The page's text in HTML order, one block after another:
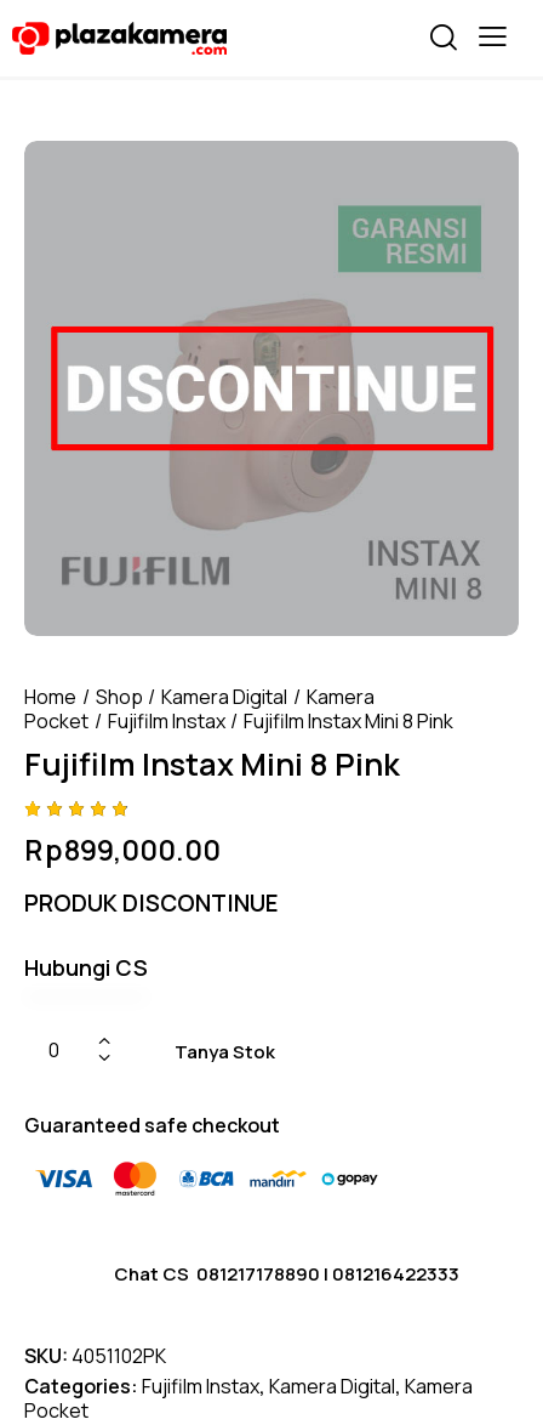
Home Shop Kamera Digital
Kamera
Pocket
Fujifilm Instax Fujifilm Instax Mini 8 Pink
Fujifilm Instax Mini 8 Pink
4.75out
of 5
on
Rp899,000.00
PRODUK DISCONTINUE
Hubungi CS
Tanya Stok
Guaranteed safe checkout
Chat CS 081217178890 | 081216422333
SKU: 4051102PK
Categories: Fujifilm Instax, Kamera Digital, Kamera
Pocket